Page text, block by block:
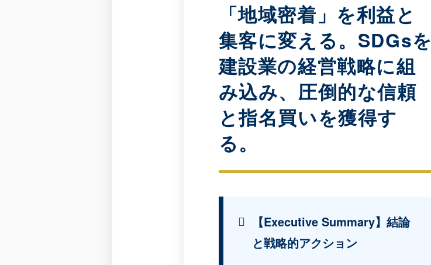
「地域密着」を利益と
集客に変える。SDGsを
建設業の経営戦略に組
み込み、圧倒的な信頼
と指名買いを獲得す
る。
【Executive Summary】結論
と戦略的アクション